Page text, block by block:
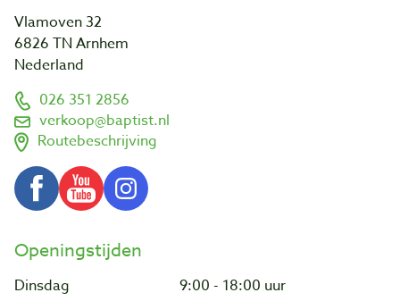
Vlamoven 32
6826 TN Arnhem
Nederland
026 351 2856
verkoop@baptist.nl
Routebeschrijving
Openingstijden
Dinsdag
9:00 - 18:00 uur